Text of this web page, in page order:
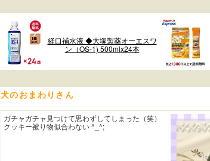
経口補水液 ◆大塚製薬オーエスワ
ン（OS-1) 500mlx24本
犬のおまわりさん
ガチャガチャ見つけて思わずしてしまった（笑）
クッキー被り物似合わない ^_^;